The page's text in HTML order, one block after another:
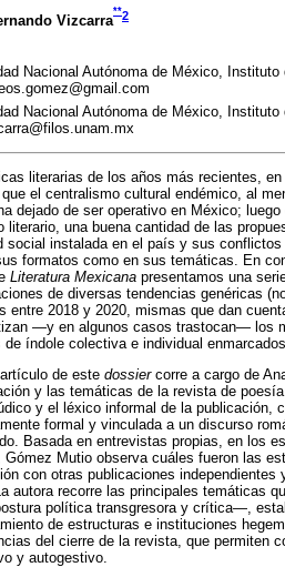
Vizcarra
**2
Nacional Autónoma de México,
Nacional Autónoma de México,
literarias de los años más recientes,
el centralismo cultural endémico, al
dejado de ser operativo en México;
literario, una buena cantidad de las
social instalada en el país y sus
formatos como en sus temáticas. En
Literatura Mexicana presentamos una
de diversas tendencias genéricas
entre 2018 y 2020, mismas que dan
―y en algunos casos trastocan― los
de índole colectiva e individual
de este dossiercorre a cargo de
y las temáticas de la revista de poesía
y el léxico informal de la publicación,
formal y vinculada a un discurso
Basada en entrevistas propias, en los
Gómez Mutio observa cuáles fueron las
con otras publicaciones
autora recorre las principales temáticas
política transgresora y crítica―,
de estructuras e instituciones
del cierre de la revista, que permiten
y autogestivo.